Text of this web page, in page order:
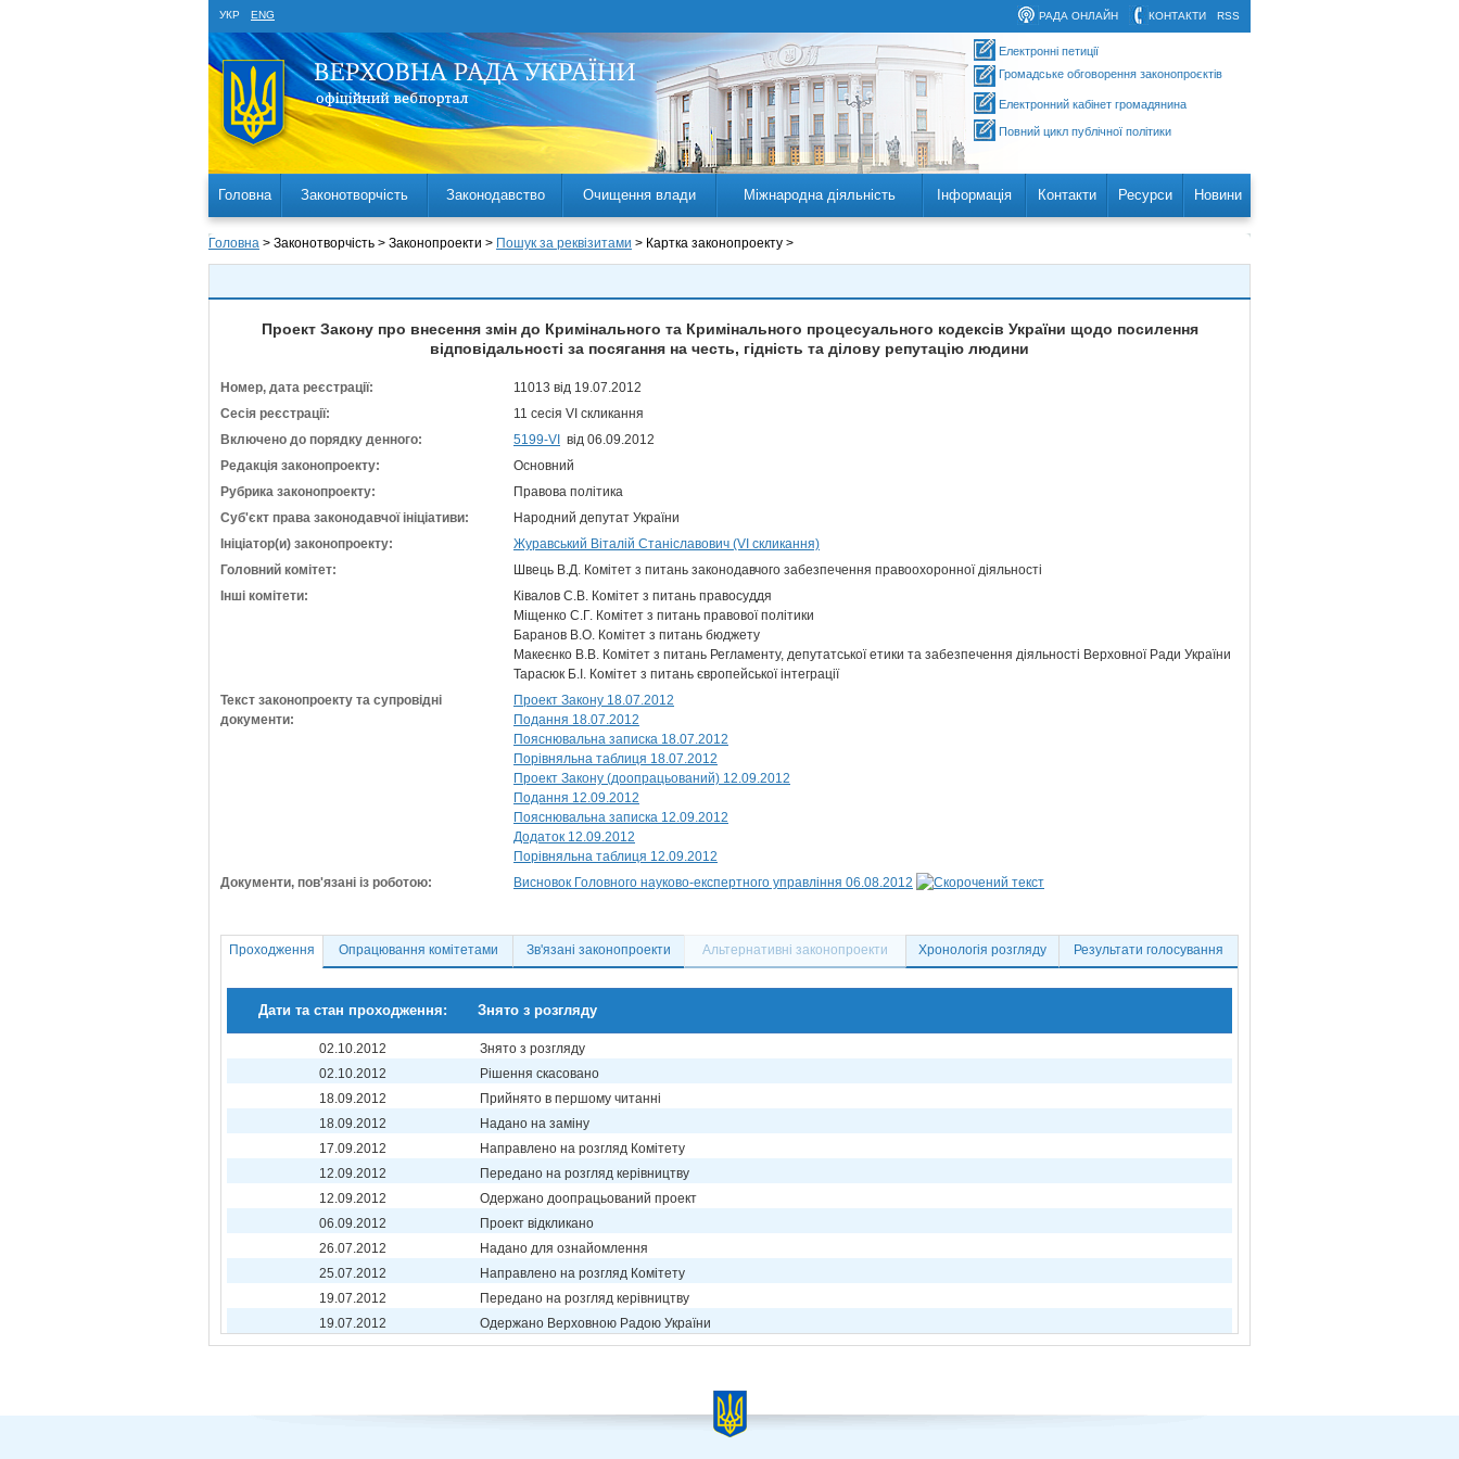
УКР ENG RSS
КОНТАКТИ
РАДА ОНЛАЙН
Електронні петиції
Громадське обговорення законопроєктів
Електронний кабінет громадянина
Повний цикл публічної політики
Головна Законотворчість Законодавство Очищення влади Міжнародна діяльність Інформація Контакти Ресурси Новини
Головна > Законотворчість > Законопроекти > Пошук за реквізитами > Картка законопроекту >
Проект Закону про внесення змін до Кримінального та Кримінального процесуального кодексів України щодо посилення
відповідальності за посягання на честь, гідність та ділову репутацію людини
Номер, дата реєстрації:
11013 від 19.07.2012
Сесія реєстрації:
11 сесія VI скликання
Включено до порядку денного:
5199-VI
від 06.09.2012
Редакція законопроекту:
Основний
Рубрика законопроекту:
Правова політика
Суб'єкт права законодавчої ініціативи:
Народний депутат України
Ініціатор(и) законопроекту:
Журавський Віталій Станіславович (VI скликання)
Головний комітет:
Швець В.Д. Комітет з питань законодавчого забезпечення правоохоронної діяльності
Інші комітети:
Ківалов С.В. Комітет з питань правосуддя
Міщенко С.Г. Комітет з питань правової політики
Баранов В.О. Комітет з питань бюджету
Макеєнко В.В. Комітет з питань Регламенту, депутатської етики та забезпечення діяльності Верховної Ради України
Тарасюк Б.І. Комітет з питань європейської інтеграції
Текст законопроекту та супровідні
документи:
Проект Закону 18.07.2012
Подання 18.07.2012
Пояснювальна записка 18.07.2012
Порівняльна таблиця 18.07.2012
Проект Закону (доопрацьований) 12.09.2012
Подання 12.09.2012
Пояснювальна записка 12.09.2012
Додаток 12.09.2012
Порівняльна таблиця 12.09.2012
Документи, пов'язані із роботою:
Висновок Головного науково-експертного управління 06.08.2012
Проходження Опрацювання комітетами Зв'язані законопроекти Альтернативні законопроекти Хронологія розгляду Результати голосування
Дати та стан проходження: Знято з розгляду
02.10.2012
Знято з розгляду
02.10.2012
Рішення скасовано
18.09.2012
Прийнято в першому читанні
18.09.2012
Надано на заміну
17.09.2012
Направлено на розгляд Комітету
12.09.2012
Передано на розгляд керівництву
12.09.2012
Одержано доопрацьований проект
06.09.2012
Проект відкликано
26.07.2012
Надано для ознайомлення
25.07.2012
Направлено на розгляд Комітету
19.07.2012
Передано на розгляд керівництву
19.07.2012
Одержано Верховною Радою України